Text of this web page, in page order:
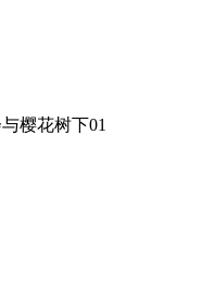
樱花树下01